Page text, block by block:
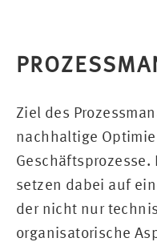
Ziel des
nachhaltige
Geschäftsprozesse.
setzen dabei auf
der nicht nur
organisatorische